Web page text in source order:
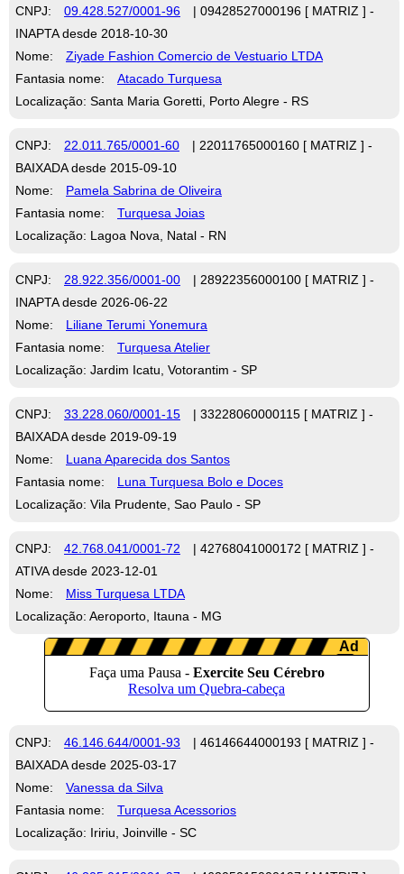
CNPJ: 09.428.527/0001-96
| 09428527000196 [ MATRIZ ] -
INAPTA desde 2018-10-30
Nome:
Ziyade Fashion Comercio de Vestuario LTDA
Fantasia nome:
Atacado Turquesa
Localização: Santa Maria Goretti, Porto Alegre - RS
CNPJ: 22.011.765/0001-60
| 22011765000160 [ MATRIZ ] -
BAIXADA desde 2015-09-10
Nome:
Pamela Sabrina de Oliveira
Fantasia nome:
Turquesa Joias
Localização: Lagoa Nova, Natal - RN
CNPJ: 28.922.356/0001-00
| 28922356000100 [ MATRIZ ] -
INAPTA desde 2026-06-22
Nome:
Liliane Terumi Yonemura
Fantasia nome:
Turquesa Atelier
Localização: Jardim Icatu, Votorantim - SP
CNPJ: 33.228.060/0001-15
| 33228060000115 [ MATRIZ ] -
BAIXADA desde 2019-09-19
Nome:
Luana Aparecida dos Santos
Fantasia nome:
Luna Turquesa Bolo e Doces
Localização: Vila Prudente, Sao Paulo - SP
CNPJ: 42.768.041/0001-72
| 42768041000172 [ MATRIZ ] -
ATIVA desde 2023-12-01
Nome:
Miss Turquesa LTDA
Localização: Aeroporto, Itauna - MG
CNPJ: 46.146.644/0001-93
| 46146644000193 [ MATRIZ ] -
BAIXADA desde 2025-03-17
Nome:
Vanessa da Silva
Fantasia nome:
Turquesa Acessorios
Localização: Iririu, Joinville - SC